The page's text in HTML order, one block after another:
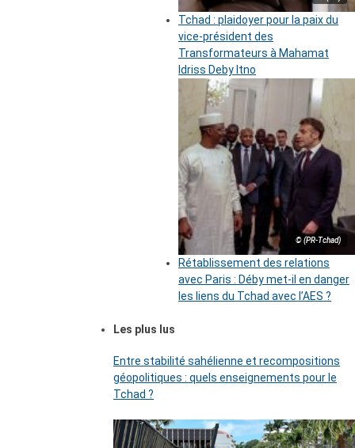
Tchad : plaidoyer pour la paix du
vice-président des
Transformateurs à Mahamat
Idriss Deby Itno
© (PR-Tchad)
Rétablissement des relations
avec Paris : Déby met-il en danger
les liens du Tchad avec l’AES ?
Les plus lus
Entre stabilité sahélienne et recompositions
géopolitiques : quels enseignements pour le
Tchad ?